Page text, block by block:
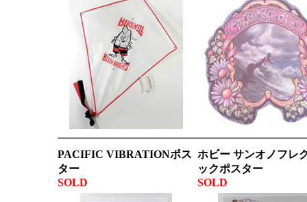
PACIFIC VIBRATIONポス
ター
SOLD
ホビー サンオノフレ
ックポスター
SOLD